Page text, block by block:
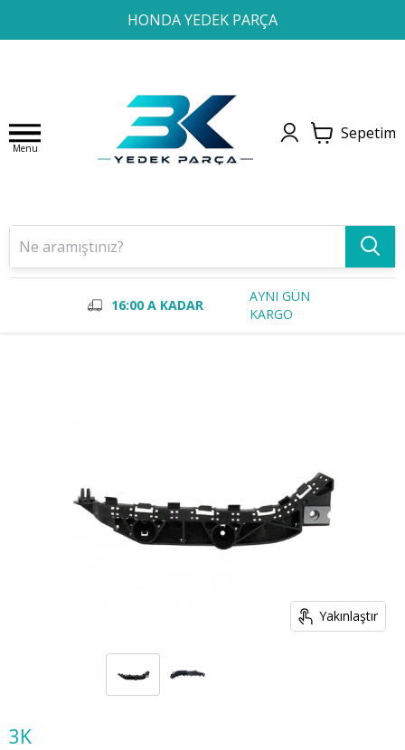
HONDA YEDEK PARÇA
1 2 3 4
Menu
Sepetim
16:00 A KADAR
AYNI GÜN
KARGO
Yakınlaştır
3K